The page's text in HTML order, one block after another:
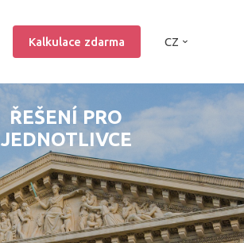
Kalkulace zdarma CZ
ŘEŠENÍ PRO
JEDNOTLIVCE
ANO